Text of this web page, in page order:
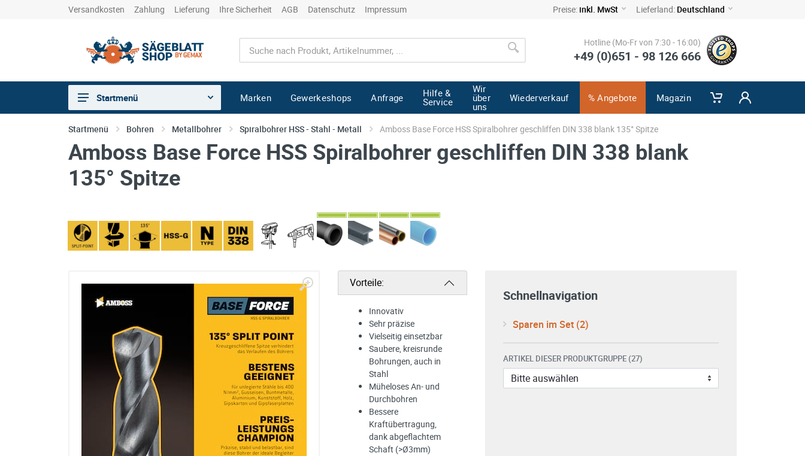
Versandkosten Zahlung Lieferung Ihre Sicherheit AGB Datenschutz Impressum Preise: inkl. MwSt Lieferland: Deutschland
Hotline (Mo-Fr von 7:30 - 16:00)
+49 (0)651 - 98 126 666
Sägen
Trennen
Bohren
Schleifen
Hobeln/Fräsen
Gewerkeshops
Startmenü Marken Gewerkeshops Anfrage Hilfe &
Service
Wir
über
uns
Wiederverkauf % Angebote Magazin
Startmenü Bohren Metallbohrer Spiralbohrer HSS - Stahl - Metall Amboss Base Force HSS Spiralbohrer geschliffen DIN 338 blank 135° Spitze
Amboss Base Force HSS Spiralbohrer geschliffen DIN 338 blank
135° Spitze
Vorteile:
Innovativ
Sehr präzise
Vielseitig einsetzbar
Saubere, kreisrunde
Bohrungen, auch in
Stahl
Müheloses An- und
Durchbohren
Bessere
Kraftübertragung,
dank abgeflachtem
Schaft (>Ø3mm)
Schnellnavigation
Sparen im Set (2)
ARTIKEL DIESER PRODUKTGRUPPE (27)